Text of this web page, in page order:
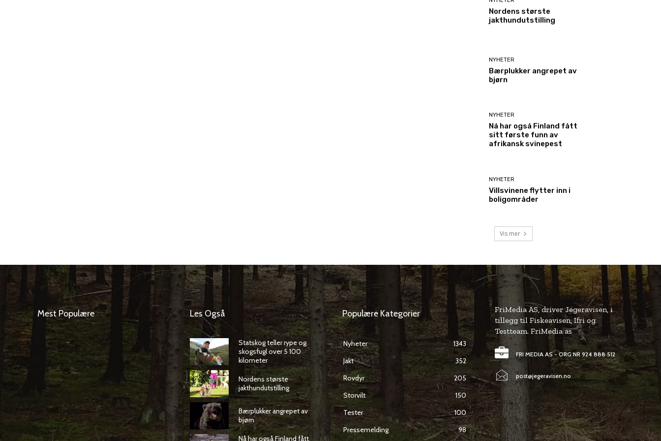
Nordens største
jakthundutstilling
NYHETER
Bærplukker angrepet av
bjørn
NYHETER
Nå har også Finland fått
sitt første funn av
afrikansk svinepest
NYHETER
Villsvinene flytter inn i
boligområder
Vis mer
Mest Populære Les Også
Statskog teller rype og
skogsfugl over 5 100
kilometer
Nordens største
jakthundutstilling
Bærplukker angrepet av
bjørn
Nå har også Finland fått
Populære Kategorier
Nyheter
1343
Jakt
352
Rovdyr
205
Storvilt
150
Tester
100
Pressemelding
98
FriMedia AS, driver Jegeravisen, i
tillegg til Fiskeavisen, Ifri og
Testteam. FriMedia as
FRI MEDIA AS - ORG NR 924 888 512
post@jegeravisen.no